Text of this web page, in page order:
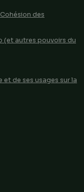
des
(et autres pouvoirs du
de ses usages sur la